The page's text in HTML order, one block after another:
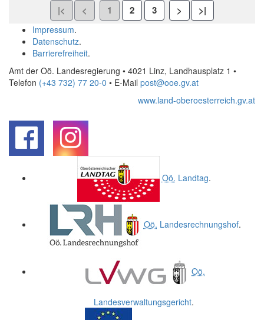
Impressum.
Datenschutz.
Barrierefreiheit.
Amt der Oö. Landesregierung • 4021 Linz, Landhausplatz 1 •
Telefon (+43 732) 77 20-0 • E-Mail post@ooe.gv.at
www.land-oberoesterreich.gv.at
Oö. Landtag.
Oö. Landesrechnungshof.
Oö.
Landesverwaltungsgericht.